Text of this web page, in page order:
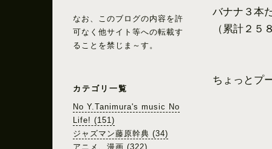
なお、このブログの内容を許
可なく他サイト等への転載す
ることを禁じま～す。
カテゴリ一覧
No Y.Tanimura's music No
Life! (151)
ジャズマン藤原幹典 (34)
アニメ、漫画 (322)
バナナ３本
（累計２５
ちょっとプ